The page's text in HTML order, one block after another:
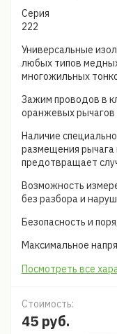
Серия
222
Универсальные
любых типов
многожильных
Зажим проводов в
оранжевых рычагов
Наличие
размещения
предотвращает
Возможность
без разбора и
Безопасность и
Максимальное
Посмотреть все
Стоимость:
45 руб.